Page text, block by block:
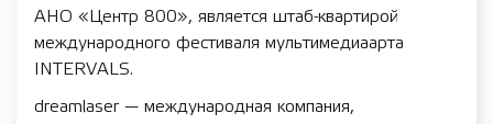
АНО «Центр 800», является штаб-квартирой
международного фестиваля мультимедиаарта
INTERVALS.
dreamlaser — международная компания,